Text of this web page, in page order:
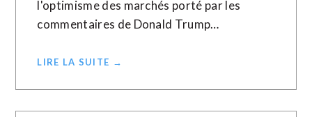
l'optimisme des marchés porté par les
commentaires de Donald Trump…
LIRE LA SUITE →